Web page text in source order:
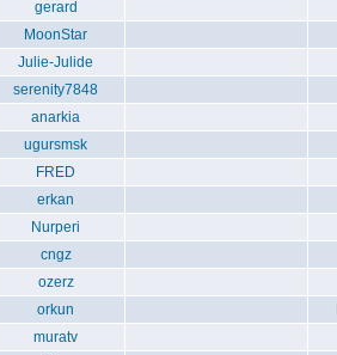
gerard
MoonStar
Julie-Julide
serenity7848
anarkia
ugursmsk
FRED
erkan
Nurperi
cngz
ozerz
orkun
muratv